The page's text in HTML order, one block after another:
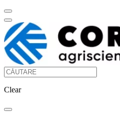
Clear